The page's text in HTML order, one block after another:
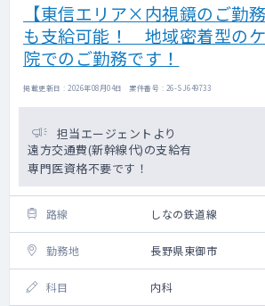
【東信エリア×内視鏡のご勤
も支給可能！ 地域密着型の
院でのご勤務です！
掲載更新日 : 2026年08月04日 案件番号 : 26-SJ649733
担当エージェントより
遠方交通費(新幹線代)の支給有
専門医資格不要です！
路線 しなの鉄道線
勤務地 長野県東御市
科目 内科